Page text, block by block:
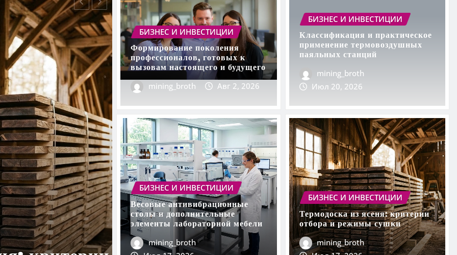
огнезащитного
БИЗНЕС И ИНВЕСТИЦИИ
Формирование поколения
профессионалов,
вызовам настоящего и
mining_broth Авг 2, 2026 0
БИЗНЕС И ИНВЕСТИЦИИ
Формирование поколения
профессионалов, готовых к
вызовам настоящего и будущего
mining_broth
Авг 2, 2026
БИЗНЕС И ИНВЕСТИЦИИ
Классификация и практическое
применение термовоздушных
паяльных станций
mining_broth
Июл 20, 2026
БИЗНЕС И ИНВЕСТИЦИИ
Весовые антивибрационные
столы и дополнительные
элементы лабораторной мебели
mining_broth
БИЗНЕС И ИНВЕСТИЦИИ
Термодоска из ясеня: критерии
отбора и режимы сушки
mining_broth